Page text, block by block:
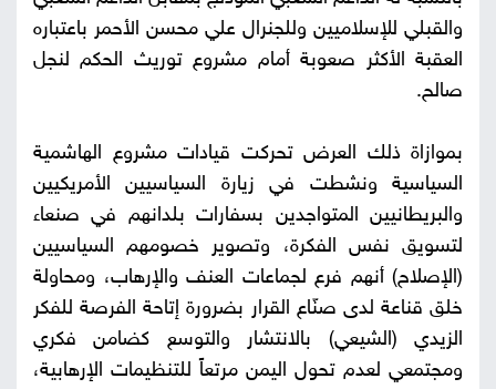
والقبلي للإسلاميين وللجنرال علي محسن الأحمر باعتباره
العقبة الأكثر صعوبة أمام مشروع توريث الحكم لنجل
صالح.
بموازاة ذلك العرض تحركت قيادات مشروع الهاشمية
السياسية ونشطت في زيارة السياسيين الأمريكيين
والبريطانيين المتواجدين بسفارات بلدانهم في صنعاء
لتسويق نفس الفكرة، وتصوير خصومهم السياسيين
(الإصلاح) أنهم فرع لجماعات العنف والإرهاب، ومحاولة
خلق قناعة لدى صنّاع القرار بضرورة إتاحة الفرصة للفكر
الزيدي (الشيعي) بالانتشار والتوسع كضامن فكري
ومجتمعي لعدم تحول اليمن مرتعاً للتنظيمات الإرهابية،